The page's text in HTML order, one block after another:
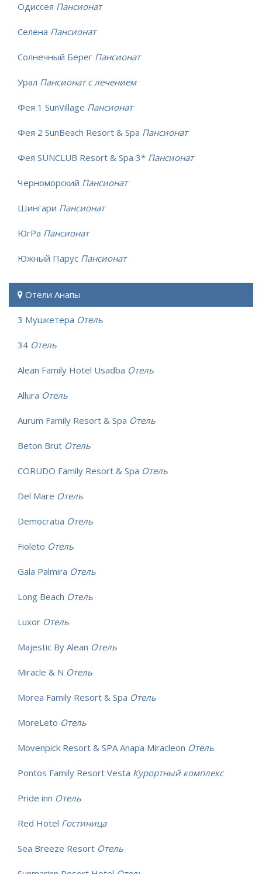
Одиссея Пансионат
Селена Пансионат
Солнечный Берег Пансионат
Урал Пансионат с лечением
Фея 1 SunVillage Пансионат
Фея 2 SunBeach Resort & Spa Пансионат
Фея SUNCLUB Resort & Spa 3* Пансионат
Черноморский Пансионат
Шингари Пансионат
ЮгРа Пансионат
Южный Парус Пансионат
Отели Анапы
3 Мушкетера Отель
34 Отель
Alean Family Hotel Usadba Отель
Allura Отель
Aurum Family Resort & Spa Отель
Beton Brut Отель
CORUDO Family Resort & Spa Отель
Del Mare Отель
Democratia Отель
Fioleto Отель
Gala Palmira Отель
Long Beach Отель
Luxor Отель
Majestic By Alean Отель
Miracle & N Отель
Morea Family Resort & Spa Отель
MoreLeto Отель
Movenpick Resort & SPA Anapa Miracleon Отель
Pontos Family Resort Vesta Курортный комплекс
Pride inn Отель
Red Hotel Гостиница
Sea Breeze Resort Отель